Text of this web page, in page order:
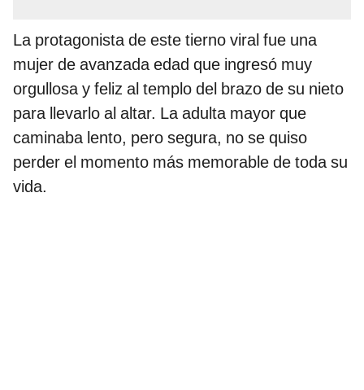
La protagonista de este tierno viral fue una
mujer de avanzada edad que ingresó muy
orgullosa y feliz al templo del brazo de su nieto
para llevarlo al altar. La adulta mayor que
caminaba lento, pero segura, no se quiso
perder el momento más memorable de toda su
vida.